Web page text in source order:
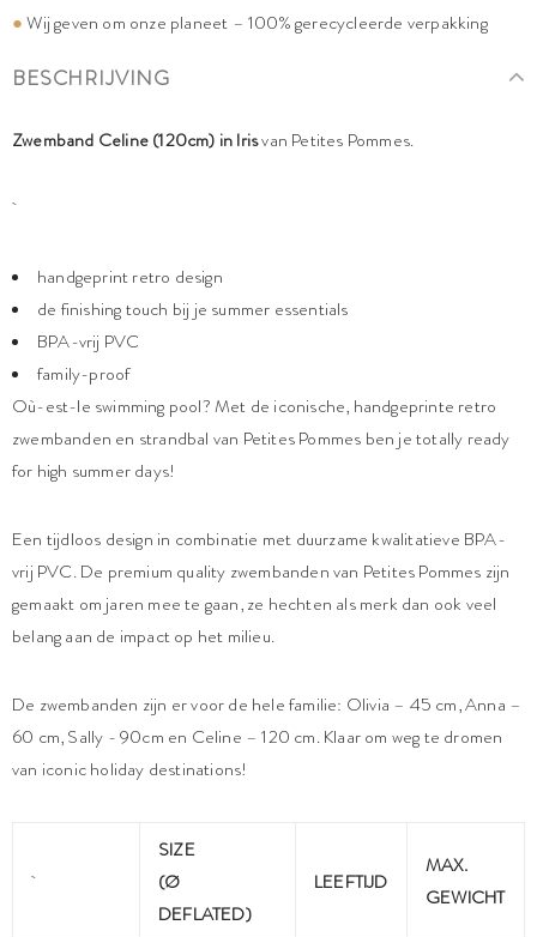
●Wij geven om onze planeet – 100% gerecycleerde verpakking
BESCHRIJVING
Zwemband Celine (120cm) in Irisvan Petites Pommes.
handgeprint retro design
de finishing touch bij je summer essentials
BPA-vrij PVC
family-proof
Où-est-le swimming pool? Met de iconische, handgeprinte retro
zwembanden en strandbal van Petites Pommes ben je totally ready
for high summer days!
Een tijdloos design in combinatie met duurzame kwalitatieve BPA-
vrij PVC. De premium quality zwembanden van Petites Pommes zijn
gemaakt om jaren mee te gaan, ze hechten als merk dan ook veel
belang aan de impact op het milieu.
De zwembanden zijn er voor de hele familie: Olivia – 45 cm, Anna –
60 cm, Sally - 90cm en Celine – 120 cm. Klaar om weg te dromen
van iconic holiday destinations!
SIZE
(Ø
DEFLATED)
LEEFTIJD
MAX.
GEWICHT